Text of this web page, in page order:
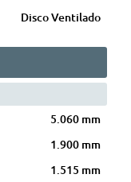
Disco Ventilado
5.060 mm
1.900 mm
1.515 mm